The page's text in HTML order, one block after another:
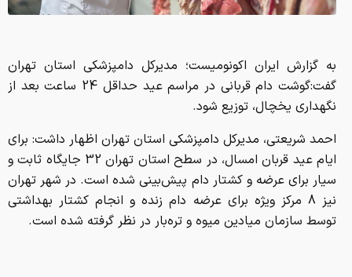
به گزارش ایران اکونومیست؛ مدیرکل دامپزشکی استان تهران
گفت:گوشت دام قربانی در مراسم عید حداقل 24 ساعت بعد از
نگهداری یخچال، توزیع شود.
احمد شریعتی، مدیرکل دامپزشکی استان تهران اظهار داشت: برای
ایام عید قربان امسال، در سطح استان تهران 32 جایگاه ثابت و
سیار برای عرضه و کشتار دام پیش‌بینی شده است. در شهر تهران
نیز 8 مرکز ویژه برای عرضه دام زنده و انجام کشتار بهداشتی
توسط سازمان میادین میوه و تره‌بار در نظر گرفته شده است.